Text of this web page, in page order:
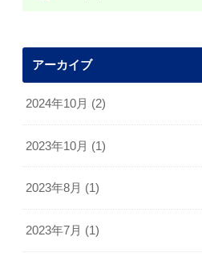
アーカイブ
2024年10月 (2)
2023年10月 (1)
2023年8月 (1)
2023年7月 (1)